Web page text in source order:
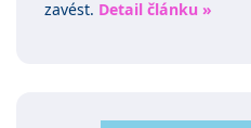
zavést. Detail článku »